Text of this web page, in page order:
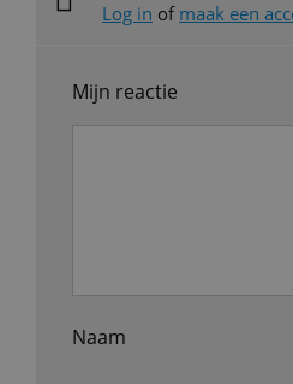
Log in of maak een
Mijn reactie
Naam